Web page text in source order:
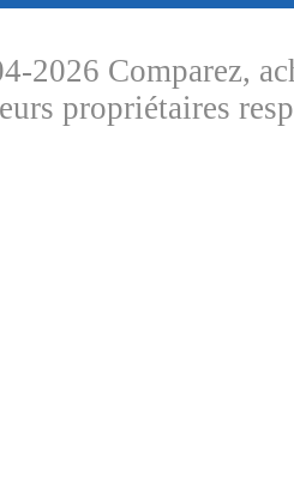
2026 Comparez,
propriétaires